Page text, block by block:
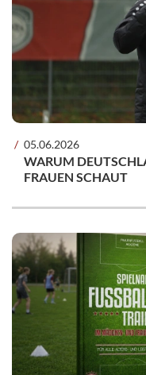
05.06.2026
WARUM
FRAUEN SCHAUT